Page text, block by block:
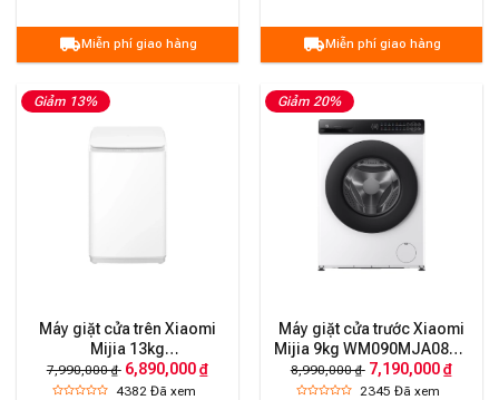
Miễn phí giao hàng Miễn phí giao hàng
Giảm 13%
Máy giặt cửa trên Xiaomi
Mijia 13kg
TW130MJA08VN – Bản
Quốc Tế
7,990,000 ₫ 6,890,000 ₫
4382 Đã xem
Giảm 20%
Máy giặt cửa trước Xiaomi
Mijia 9kg WM090MJA08VN
2026 – Bản Quốc Tế
8,990,000 ₫ 7,190,000 ₫
2345 Đã xem